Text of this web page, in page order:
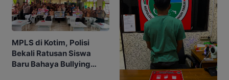
MPLS di Kotim, Polisi
Bekali Ratusan Siswa
Baru Bahaya Bullying